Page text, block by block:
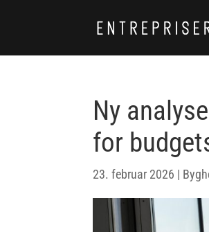
Ny
for
23. februar 2026 |